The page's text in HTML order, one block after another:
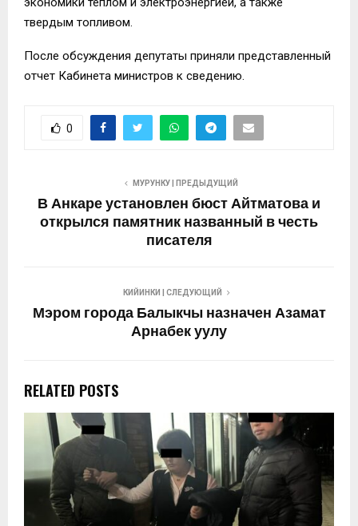
твердым топливом.
После обсуждения депутаты приняли представленный
отчет Кабинета министров к сведению.
0
МУРУНКУ | ПРЕДЫДУЩИЙ
В Анкаре установлен бюст Айтматова и
открылся памятник названный в честь
писателя
КИЙИНКИ | СЛЕДУЮЩИЙ
Мэром города Балыкчы назначен Азамат
Арнабек уулу
RELATED POSTS